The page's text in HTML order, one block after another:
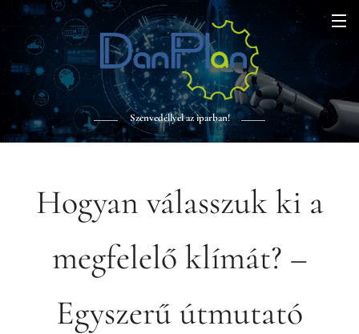
Szenvedéllyel az iparban!
Hogyan válasszuk ki a
megfelelő klímát? –
Egyszerű útmutató